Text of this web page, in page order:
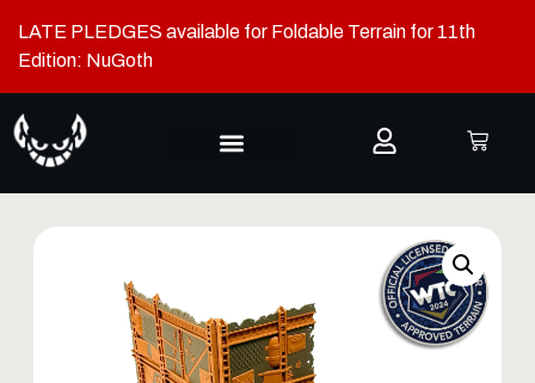
LATE PLEDGES available for Foldable Terrain for 11th
Edition: NuGoth